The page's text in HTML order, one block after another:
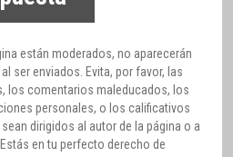
están moderados, no aparecerán
ser enviados. Evita, por favor, las
los comentarios maleducados, los
personales, o los calificativos
dirigidos al autor de la página o a
en tu perfecto derecho de